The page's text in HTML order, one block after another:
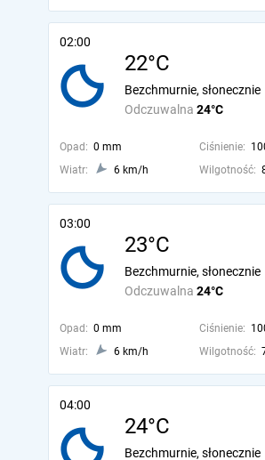
02:00
22°C
Odczuwalna 24°C
Bezchmurnie, słonecznie
Opad: 0 mm Ciśnienie:
Wiatr:
6 km/h Wilgotność:
03:00
23°C
Odczuwalna 24°C
Bezchmurnie, słonecznie
Opad: 0 mm Ciśnienie:
Wiatr:
6 km/h Wilgotność:
04:00
24°C
Bezchmurnie, słonecznie